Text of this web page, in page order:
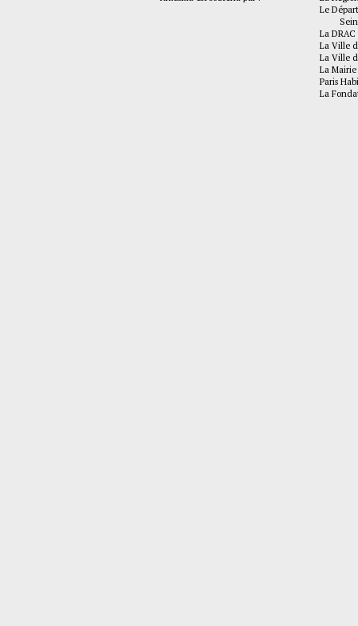
Le
La
La Ville
La Ville
La
Paris
La